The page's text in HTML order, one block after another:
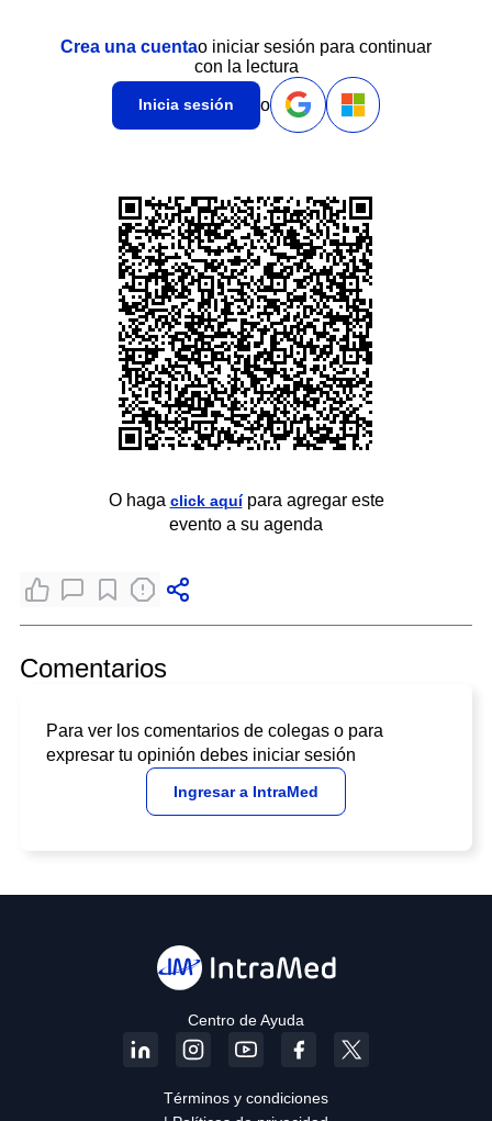
Crea una cuentao iniciar sesión para continuar
con la lectura
Inicia sesión o
O haga click aquípara agregar este
evento a su agenda
Comentarios
Para ver los comentarios de colegas o para
expresar tu opinión debes iniciar sesión
Ingresar a IntraMed
Centro de Ayuda
Términos y condiciones